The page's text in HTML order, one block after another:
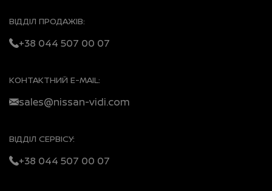
ВІДДІЛ ПРОДАЖІВ:
+38 044 507 00 07
КОНТАКТНИЙ E-MAIL:
sales@nissan-vidi.com
ВІДДІЛ СЕРВІСУ:
+38 044 507 00 07